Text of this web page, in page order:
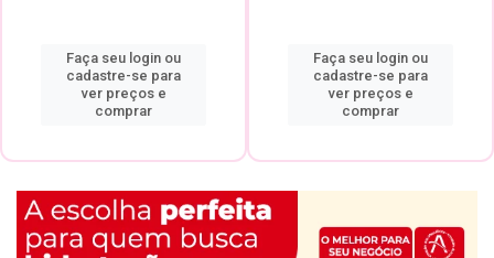
Faça seu login ou
cadastre-se para
ver preços e
comprar
Faça seu login ou
cadastre-se para
ver preços e
comprar